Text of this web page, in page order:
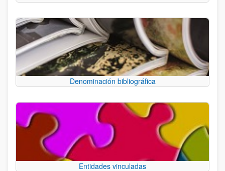
Denominación bibliográfica
Entidades vinculadas